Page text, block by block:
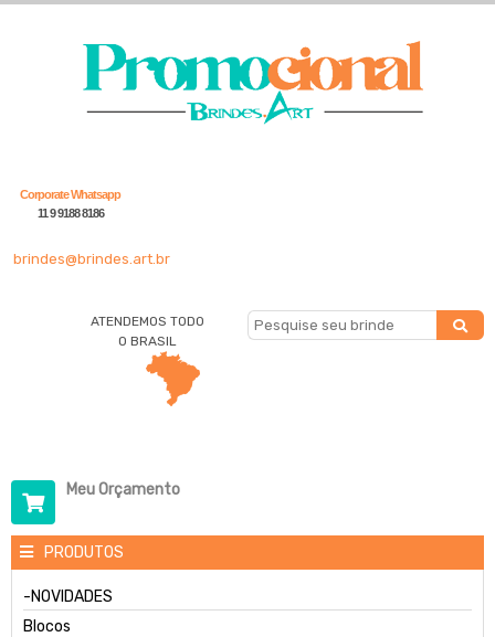
Corporate Whatsapp
11 9 9188 8186
brindes@brindes.art.br
ATENDEMOS TODO
O BRASIL
Meu Orçamento
PRODUTOS
-NOVIDADES
Blocos